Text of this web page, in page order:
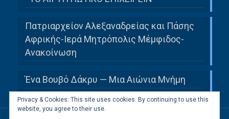
Πατριαρχείον Αλεξαναδρείας και Πάσης
Αφρικής-Ιερά Μητρόπολις Μέμφιδος-
Ανακοίνωση
Ένα Βουβό Δάκρυ — Μια Αιώνια Μνήμη
Privacy & Cookies: This site uses cookies. By continuing to use this
website, you agree to their use.